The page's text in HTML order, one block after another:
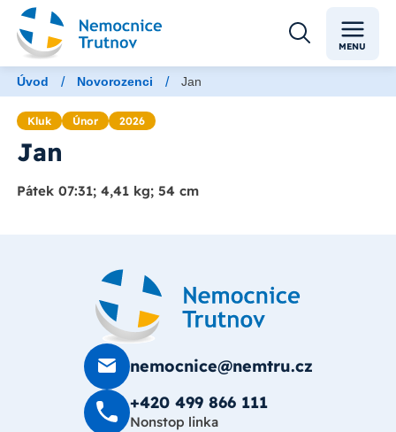
MENU
Úvod / Novorozenci / Jan
Kluk Únor 2026
Jan
Pátek 07:31; 4,41 kg; 54 cm
nemocnice@nemtru.cz
+420 499 8­66 111
Nonstop linka